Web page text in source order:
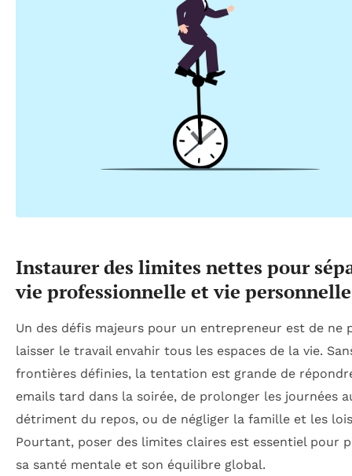
Instaurer des limites nettes pour
vie professionnelle et vie personnelle
Un des défis majeurs pour un entrepreneur est de ne
laisser le travail envahir tous les espaces de la vie.
frontières définies, la tentation est grande de
emails tard dans la soirée, de prolonger les journées
détriment du repos, ou de négliger la famille et les
Pourtant, poser des limites claires est essentiel pour
sa santé mentale et son équilibre global.